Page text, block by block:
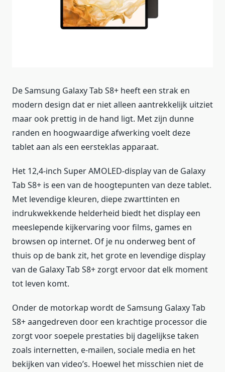
De Samsung Galaxy Tab S8+ heeft een strak en
modern design dat er niet alleen aantrekkelijk uitziet
maar ook prettig in de hand ligt. Met zijn dunne
randen en hoogwaardige afwerking voelt deze
tablet aan als een eersteklas apparaat.
Het 12,4-inch Super AMOLED-display van de Galaxy
Tab S8+ is een van de hoogtepunten van deze tablet.
Met levendige kleuren, diepe zwarttinten en
indrukwekkende helderheid biedt het display een
meeslepende kijkervaring voor films, games en
browsen op internet. Of je nu onderweg bent of
thuis op de bank zit, het grote en levendige display
van de Galaxy Tab S8+ zorgt ervoor dat elk moment
tot leven komt.
Onder de motorkap wordt de Samsung Galaxy Tab
S8+ aangedreven door een krachtige processor die
zorgt voor soepele prestaties bij dagelijkse taken
zoals internetten, e-mailen, sociale media en het
bekijken van video’s. Hoewel het misschien niet de